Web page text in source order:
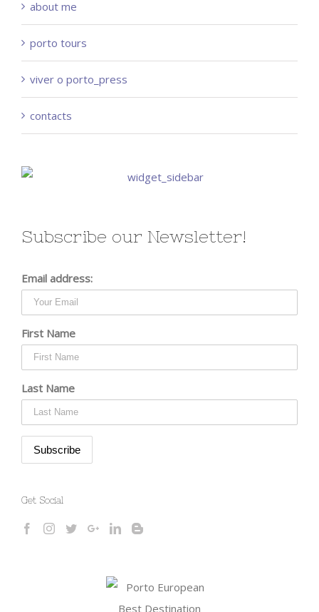
about me
porto tours
viver o porto_press
contacts
Subscribe our Newsletter!
Email address:
First Name
Last Name
Get Social